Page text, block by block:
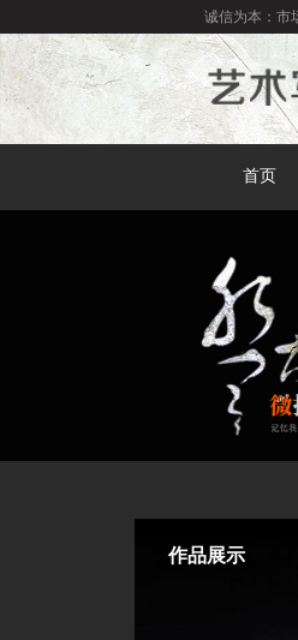
诚信为本：市
首页
作品展示